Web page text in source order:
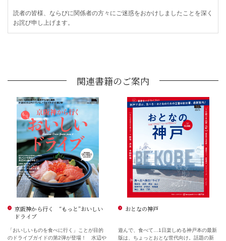
読者の皆様、ならびに関係者の方々にご迷惑をおかけしましたことを深く
お詫び申し上げます。
関連書籍のご案内
京阪神から行く “もっと”おいしい
ドライブ
「おいしいものを食べに行く」ことが目的
のドライブガイドの第2弾が登場！ 水辺や
おとなの神戸
遊んで、食べて…1日楽しめる神戸本の最新
版は、ちょっとおとな世代向け。話題の新